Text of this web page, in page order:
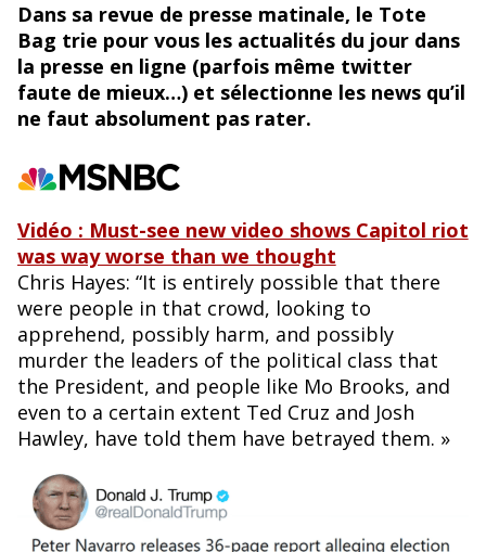
e
b
o
o
k
e
sk
y
Dans sa revue de presse matinale, le Tote
Bag trie pour vous les actualités du jour dans
la presse en ligne (parfois même twitter
faute de mieux…) et sélectionne les news qu’il
ne faut absolument pas rater.
Vidéo : Must-see new video shows Capitol riot
was way worse than we thought
Chris Hayes: “It is entirely possible that there
were people in that crowd, looking to
apprehend, possibly harm, and possibly
murder the leaders of the political class that
the President, and people like Mo Brooks, and
even to a certain extent Ted Cruz and Josh
Hawley, have told them have betrayed them. »